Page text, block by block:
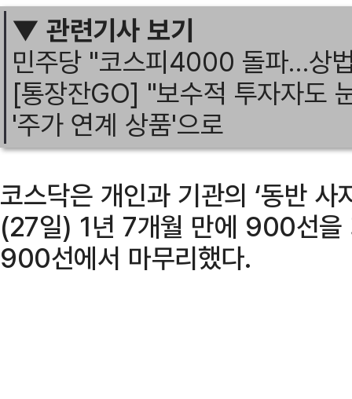
▼ 관련기사 보기
민주당 "코스피4000 돌파…상
[통장잔GO] "보수적 투자자도
'주가 연계 상품'으로
코스닥은 개인과 기관의 ‘동반 사
(27일) 1년 7개월 만에 900선을
900선에서 마무리했다.